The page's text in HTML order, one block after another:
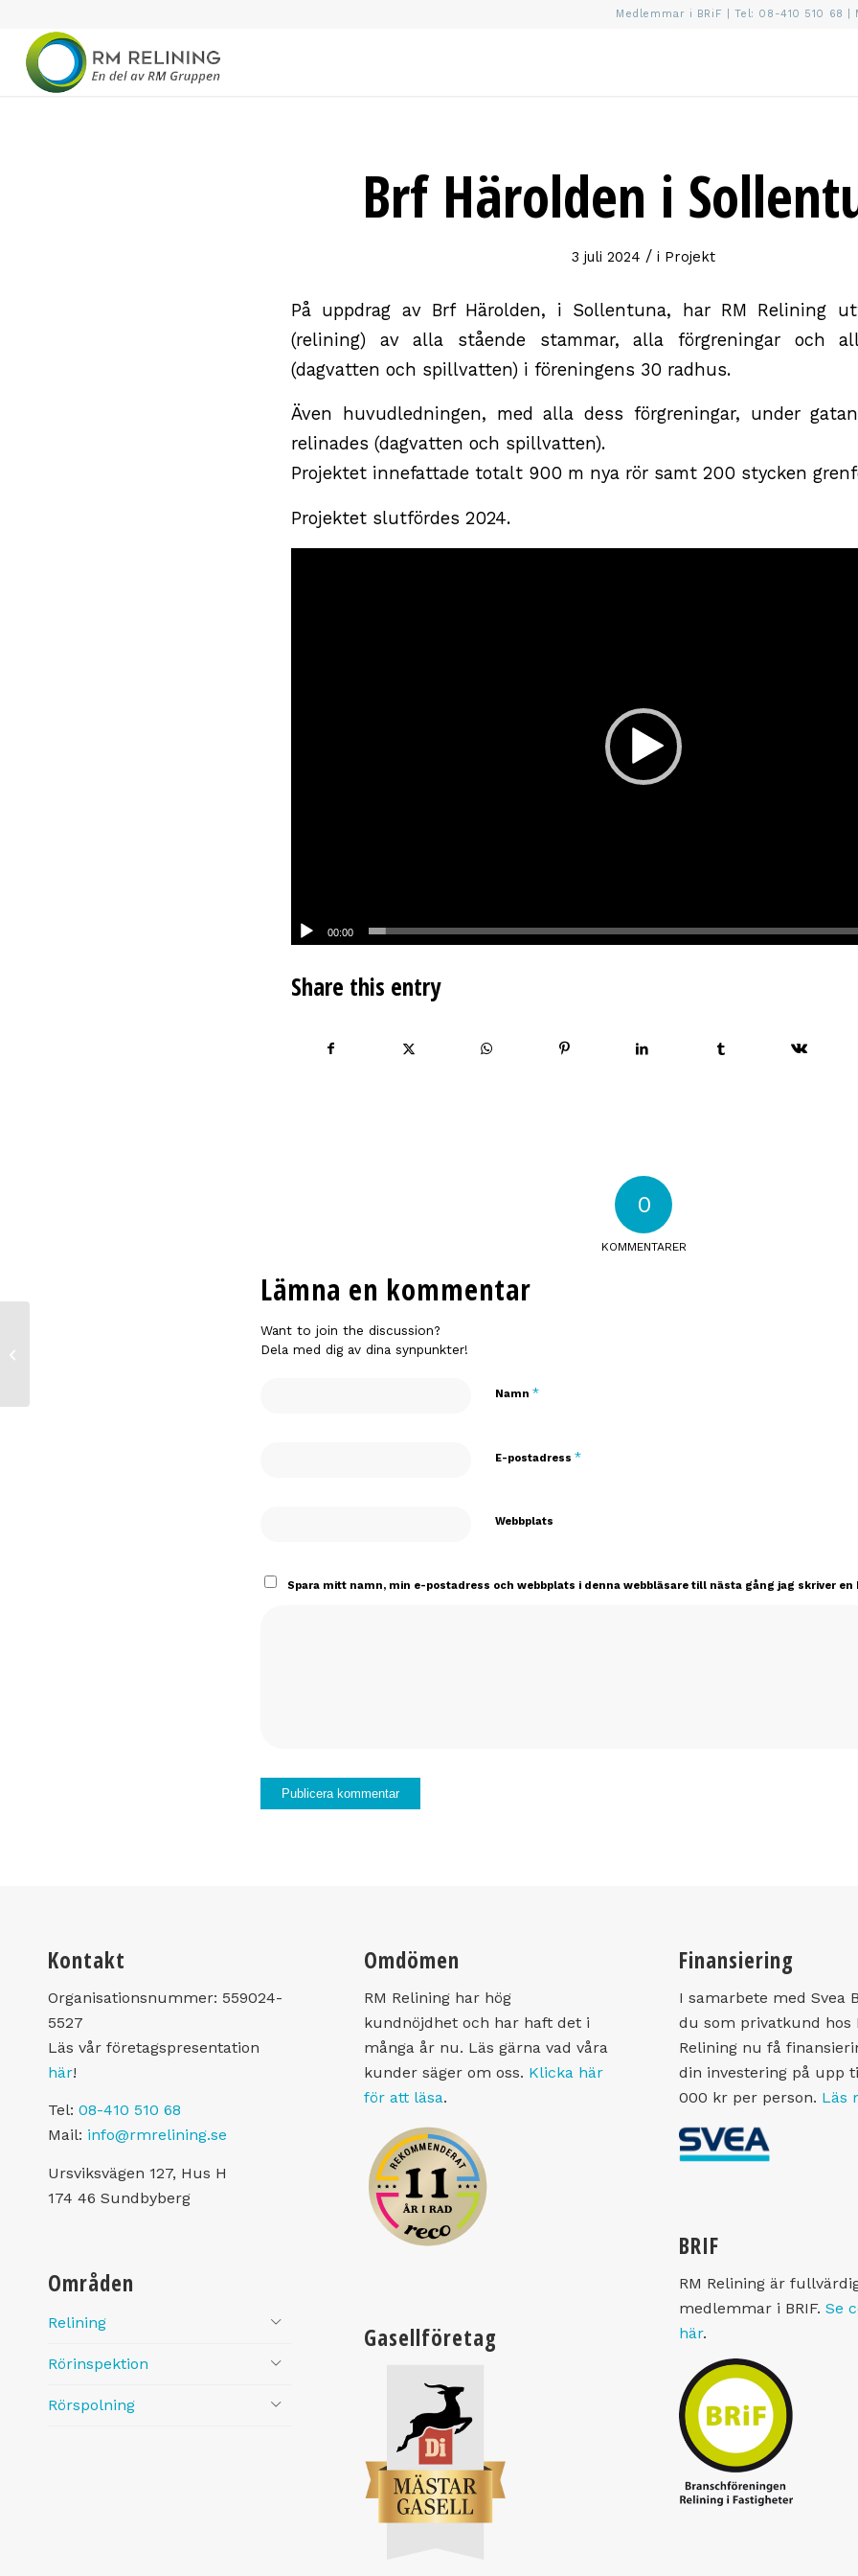
Medlemmar i BRiF | Tel: 08-410 510 68 |
Brf Härolden i
3 juli 2024 / i Projekt
På uppdrag av Brf Härolden, i Sollentuna, har RM Relining
(relining) av alla stående stammar, alla förgreningar och
(dagvatten och spillvatten) i föreningens 30 radhus.
Även huvudledningen, med alla dess förgreningar, under
relinades (dagvatten och spillvatten).
Projektet innefattade totalt 900 m nya rör samt 200 stycken
Projektet slutfördes 2024.
00:00
Share this entry
0
KOMMENTARER
Lämna en kommentar
Want to join the discussion?
Dela med dig av dina synpunkter!
Namn *
E-postadress *
Webbplats
Spara mitt namn, min e-postadress och webbplats i denna webbläsare till nästa gång jag skriver en
Kontakt
Organisationsnummer: 559024-
5527
Läs vår företagspresentation
här!
Tel: 08-410 510 68
Mail: info@rmrelining.se
Ursviksvägen 127, Hus H
174 46 Sundbyberg
Områden
Relining
Rörinspektion
Rörspolning
Omdömen
RM Relining har hög
kundnöjdhet och har haft det i
många år nu. Läs gärna vad våra
kunder säger om oss. Klicka här
för att läsa.
Gasellföretag
Finansiering
I samarbete med Svea
du som privatkund hos
Relining nu få
din investering på upp
000 kr per person. Läs
BRIF
RM Relining är
medlemmar i BRIF.Se
här.